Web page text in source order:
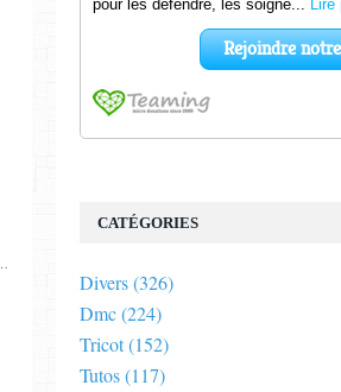
CATÉGORIES
Divers(326)
Dmc(224)
Tricot(152)
Tutos(117)